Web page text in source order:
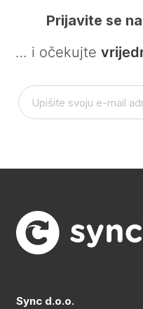
Prijavite se
… i očekujte
Sync d.o.o.